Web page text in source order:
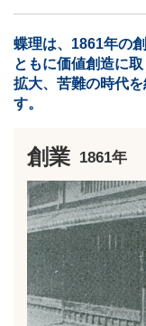
蝶理は、1861年の
ともに価値創造に取
拡大、苦難の時代
す。
創業 1861年